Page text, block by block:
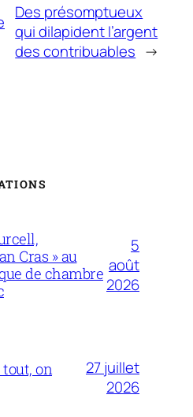
Des présomptueux
qui dilapident l’argent
des contribuables →
Cras » au
de chambre
5
août
2026
tout, on
27 juillet
2026